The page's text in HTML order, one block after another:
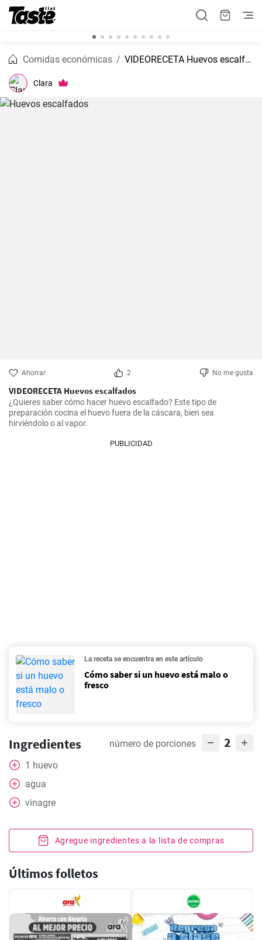
Comidas económicas VIDEORECETA Huevos escalfados
Clara
Ahorrar 2 No me gusta
VIDEORECETA Huevos escalfados
¿Quieres saber cómo hacer huevo escalfado? Este tipo de
preparación cocina el huevo fuera de la cáscara, bien sea
hirviéndolo o al vapor.
PUBLICIDAD
La receta se encuentra en este artículo
Cómo saber si un huevo está malo o
fresco
Ingredientes número de porciones 2
1 huevo
agua
vinagre
Agregue ingredientes a la lista de compras
Últimos folletos